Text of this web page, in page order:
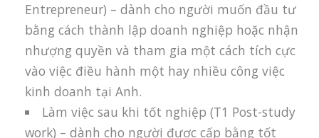
Entrepreneur) – dành cho người muốn đầu tư
bằng cách thành lập doanh nghiệp hoặc nhận
nhượng quyền và tham gia một cách tích cực
vào việc điều hành một hay nhiều công việc
kinh doanh tại Anh.
Làm việc sau khi tốt nghiệp (T1 Post-study
work) – dành cho người được cấp bằng tốt